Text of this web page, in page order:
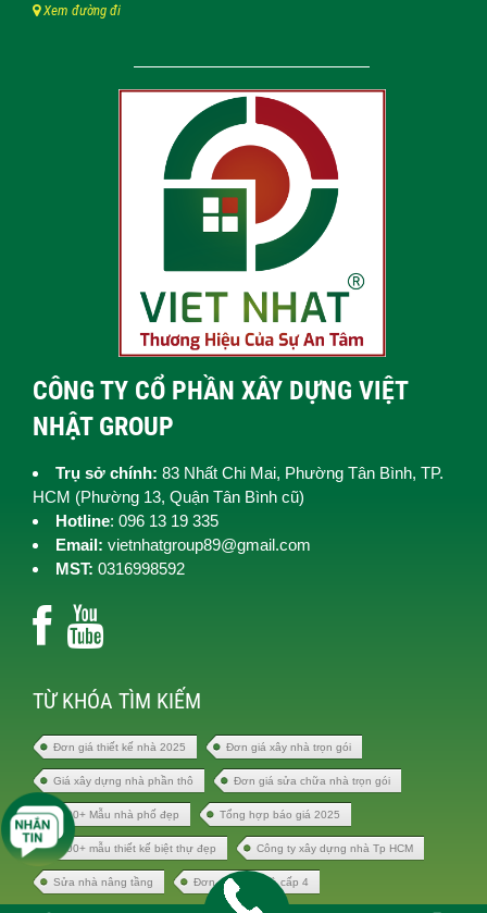
Xem đường đi
CÔNG TY CỔ PHẦN XÂY DỰNG VIỆT
NHẬT GROUP
Trụ sở chính: 83 Nhất Chi Mai, Phường Tân Bình, TP.
HCM (Phường 13, Quận Tân Bình cũ)
Hotline: 096 13 19 335
Email: vietnhatgroup89@gmail.com
MST: 0316998592
TỪ KHÓA TÌM KIẾM
Đơn giá thiết kế nhà 2025 Đơn giá xây nhà trọn gói
Giá xây dựng nhà phần thô Đơn giá sửa chữa nhà trọn gói
1000+ Mẫu nhà phố đẹp Tổng hợp báo giá 2025
1000+ mẫu thiết kế biệt thự đẹp Công ty xây dựng nhà Tp HCM
Sửa nhà nâng tầng Đơn giá xây nhà cấp 4